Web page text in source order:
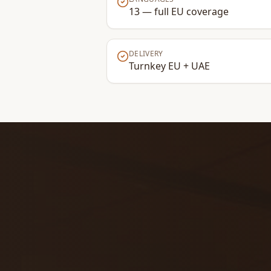
13 — full EU coverage
DELIVERY
Turnkey EU + UAE